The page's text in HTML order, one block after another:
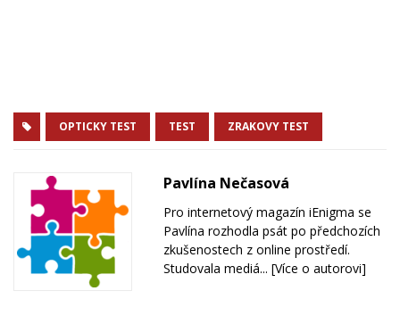
OPTICKY TEST TEST ZRAKOVY TEST
Pavlína Nečasová
Pro internetový magazín iEnigma se
Pavlína rozhodla psát po předchozích
zkušenostech z online prostředí.
Studovala mediá... [Více o autorovi]